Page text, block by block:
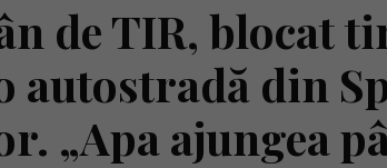
de TIR, blocat
autostradă din
„Apa ajungea